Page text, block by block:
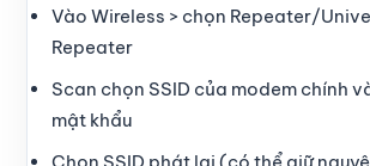
Vào Wireless > chọn Repeater/
Repeater
Scan chọn SSID của modem chính
mật khẩu
Chọn SSID phát lại (có thể giữ